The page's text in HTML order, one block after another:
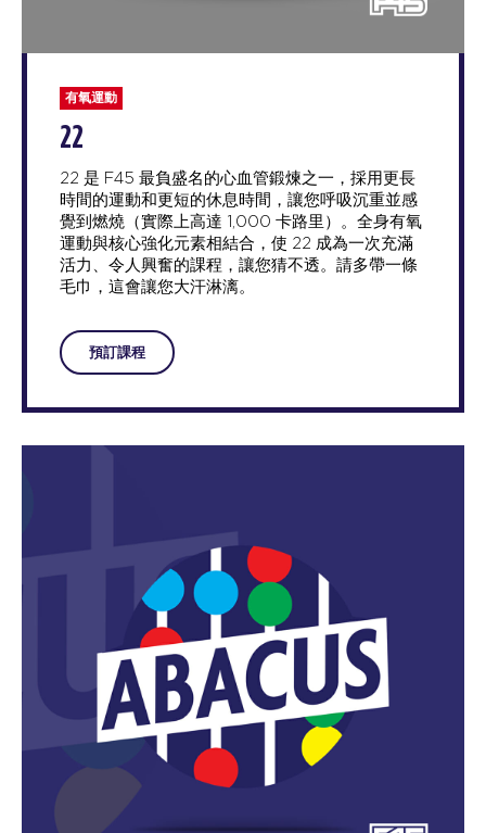
有氧運動
22
22 是 F45 最負盛名的心血管鍛煉之一，採用更長
時間的運動和更短的休息時間，讓您呼吸沉重並感
覺到燃燒（實際上高達 1,000 卡路里）。全身有氧
運動與核心強化元素相結合，使 22 成為一次充滿
活力、令人興奮的課程，讓您猜不透。請多帶一條
毛巾，這會讓您大汗淋漓。
預訂課程